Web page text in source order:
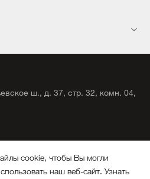
ш., д. 37, стр. 32, комн. 04,
cookie, чтобы Вы могли
наш веб-сайт.Узнать